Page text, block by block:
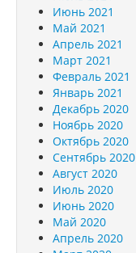
Июнь 2021
Май 2021
Апрель 2021
Март 2021
Февраль 2021
Январь 2021
Декабрь 2020
Ноябрь 2020
Октябрь 2020
Сентябрь 2020
Август 2020
Июль 2020
Июнь 2020
Май 2020
Апрель 2020